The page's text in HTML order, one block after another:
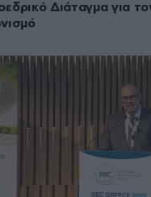
Διάταγμα για